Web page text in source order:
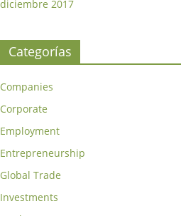
diciembre 2017
Categorías
Companies
Corporate
Employment
Entrepreneurship
Global Trade
Investments